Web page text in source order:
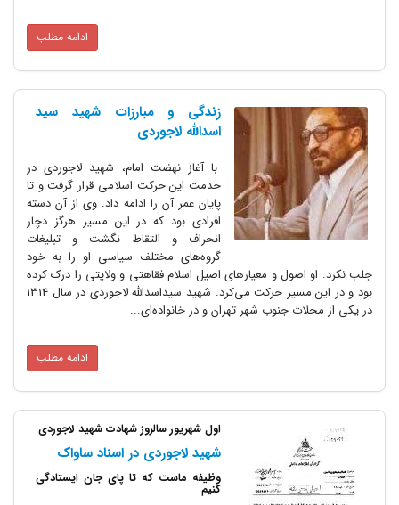
ادامه مطلب
زندگی و مبارزات شهید سید
اسدالله لاجوردی
با آغاز نهضت امام، شهید لاجوردی در
خدمت این حرکت اسلامی قرار گرفت و تا
پایان عمر آن را ادامه داد. وی از آن دسته
افرادی بود که در این مسیر هرگز دچار
انحراف و التقاط نگشت و تبلیغات
گروه‌های مختلف سیاسی او را به خود
جلب نکرد. او اصول و معیارهای اصیل اسلام فقاهتی و ولایتی را درک کرده
بود و در این مسیر حرکت می‌کرد. شهید سیداسدالله لاجوردی در سال 1314
در یکی از محلات جنوب شهر تهران و در خانواده‌ای...
ادامه مطلب
اول شهریور سالروز شهادت شهید لاجوردی
شهید لاجوردی در اسناد ساواک
وظیفه ماست که تا پای جان ایستادگی
کنیم